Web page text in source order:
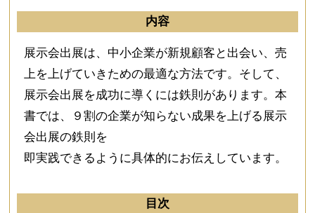
内容
展示会出展は、中小企業が新規顧客と出会い、売
上を上げていきための最適な方法です。そして、
展示会出展を成功に導くには鉄則があります。本
書では、９割の企業が知らない成果を上げる展示
会出展の鉄則を
即実践できるように具体的にお伝えしています。
目次